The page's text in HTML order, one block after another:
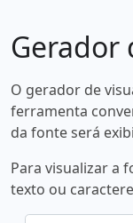
Gerador
O gerador de
ferramenta
da fonte será
Para visualizar a
texto ou